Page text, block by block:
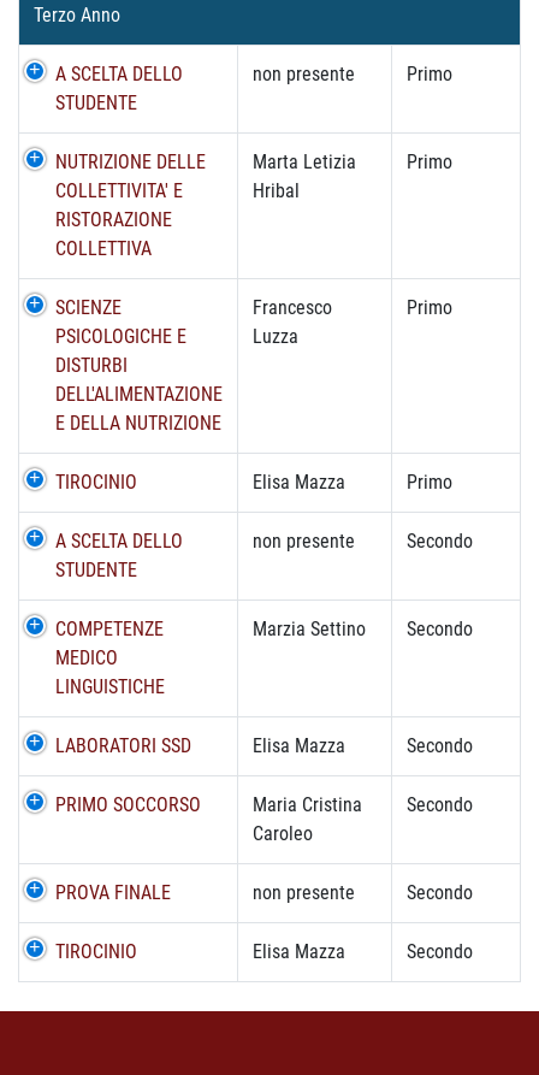
Terzo Anno
A SCELTA DELLO
STUDENTE
non presente Primo
NUTRIZIONE DELLE
COLLETTIVITA' E
RISTORAZIONE
COLLETTIVA
Marta Letizia
Hribal
Primo
SCIENZE
PSICOLOGICHE E
DISTURBI
DELL'ALIMENTAZIONE
E DELLA NUTRIZIONE
Francesco
Luzza
Primo
TIROCINIO Elisa Mazza Primo
A SCELTA DELLO
STUDENTE
non presente Secondo
COMPETENZE
MEDICO
LINGUISTICHE
Marzia Settino Secondo
LABORATORI SSD Elisa Mazza Secondo
PRIMO SOCCORSO
Maria Cristina
Caroleo
Secondo
PROVA FINALE non presente Secondo
TIROCINIO Elisa Mazza Secondo